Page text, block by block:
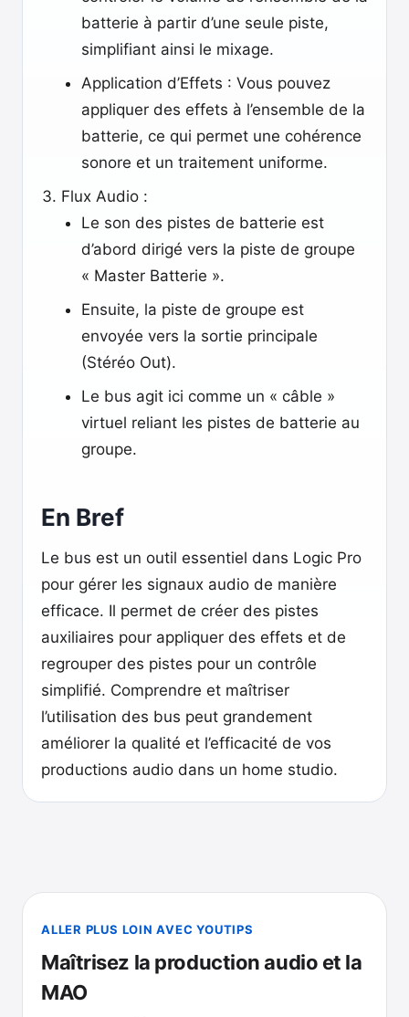
batterie à partir d’une seule piste,
simplifiant ainsi le mixage.
Application d’Effets : Vous pouvez
appliquer des effets à l’ensemble de la
batterie, ce qui permet une cohérence
sonore et un traitement uniforme.
Flux Audio :
Le son des pistes de batterie est
d’abord dirigé vers la piste de groupe
« Master Batterie ».
Ensuite, la piste de groupe est
envoyée vers la sortie principale
(Stéréo Out).
Le bus agit ici comme un « câble »
virtuel reliant les pistes de batterie au
groupe.
En Bref
Le bus est un outil essentiel dans Logic Pro
pour gérer les signaux audio de manière
efficace. Il permet de créer des pistes
auxiliaires pour appliquer des effets et de
regrouper des pistes pour un contrôle
simplifié. Comprendre et maîtriser
l’utilisation des bus peut grandement
améliorer la qualité et l’efficacité de vos
productions audio dans un home studio.
ALLER PLUS LOIN AVEC YOUTIPS
Maîtrisez la production audio et la
MAO